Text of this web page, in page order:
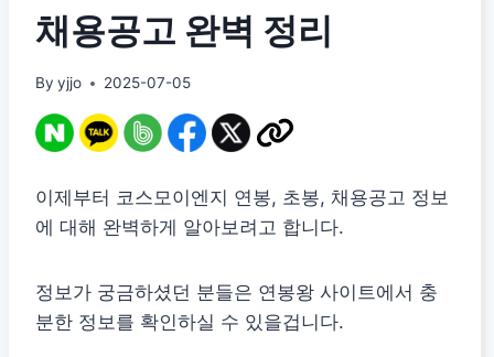
채용공고 완벽 정리
By yjjo 2025-07-05
이제부터 코스모이엔지 연봉, 초봉, 채용공고 정보
에 대해 완벽하게 알아보려고 합니다.
정보가 궁금하셨던 분들은 연봉왕 사이트에서 충
분한 정보를 확인하실 수 있을겁니다.